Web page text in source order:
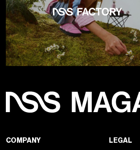
COMPANY LEGAL